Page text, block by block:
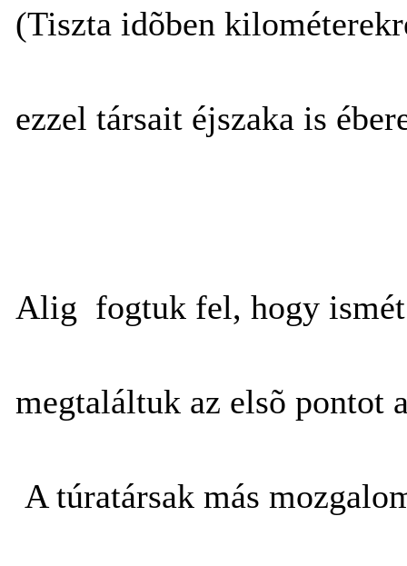
(Tiszta idõben
ezzel társait éjszaka is
Alig fogtuk fel, hogy
megtaláltuk az elsõ pontot
A túratársak más